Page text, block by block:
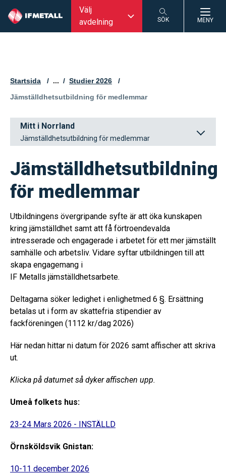
Välj
avdelning
SÖK MENY
Startsida ...
Studier 2026
Aktuell sida:
Jämställdhetsutbildning för medlemmar
Mitt i Norrland
Jämställdhetsutbildning för medlemmar
Jämställdhetsutbildning
för medlemmar
Utbildningens övergripande syfte är att öka kunskapen
kring jämställdhet samt att få förtroendevalda
intresserade och engagerade i arbetet för ett mer jämställt
samhälle och arbetsliv. Vidare syftar utbildningen till att
skapa engagemang i
IF Metalls jämställdhetsarbete.
Deltagarna söker ledighet i enlighetmed 6 §. Ersättning
betalas ut i form av skattefria stipendier av
fackföreningen (1112 kr/dag 2026)
Här nedan hittar ni datum för 2026 samt affischer att skriva
ut.
Klicka på datumet så dyker affischen upp.
Umeå folkets hus:
23-24 Mars 2026 - INSTÄLLD
Örnsköldsvik Gnistan:
10-11 december 2026